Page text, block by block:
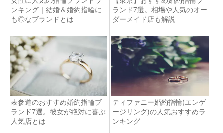
ンキング｜結婚＆婚約指輪に
も◎なブランドとは
ランド7選。相場や人気のオー
ダーメイド店も解説
表参道のおすすめ婚約指輪ブ
ランド7選。彼女が絶対に喜ぶ
人気店とは
ティファニー婚約指輪(エンゲ
ージリング)の人気おすすめラ
ンキング